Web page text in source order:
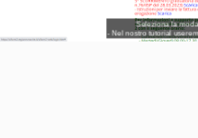
Seleziona la
- Nel nostro tutorial